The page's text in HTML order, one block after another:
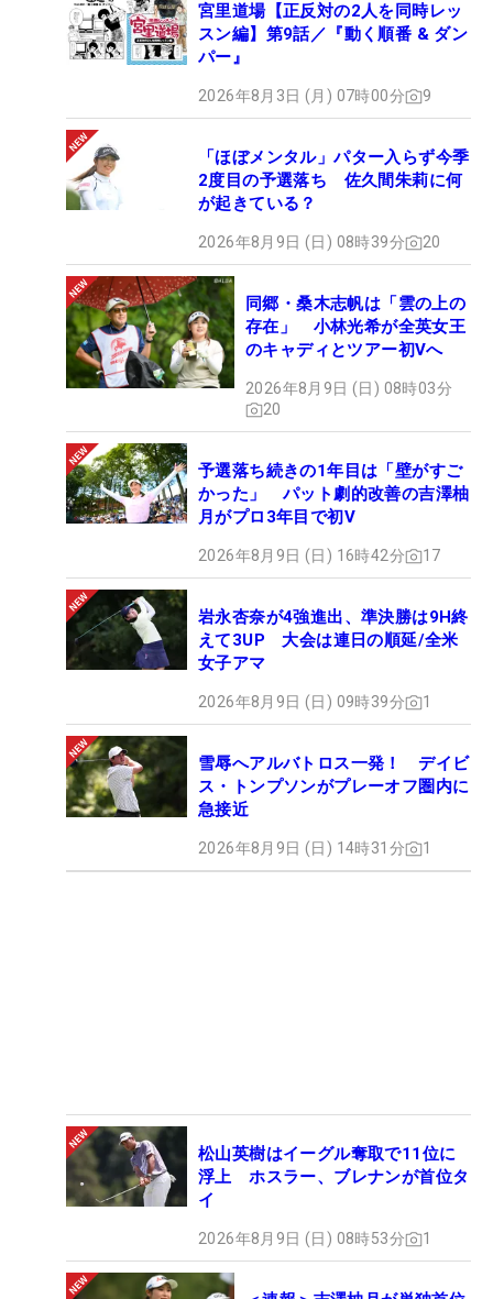
宮里道場【正反対の2人を同時レッ
スン編】第9話／『動く順番 & ダン
パー』
2026年8月3日 (月) 07時00分 9
「ほぼメンタル」パター入らず今季
2度目の予選落ち 佐久間朱莉に何
が起きている？
2026年8月9日 (日) 08時39分 20
同郷・桑木志帆は「雲の上の
存在」 小林光希が全英女王
のキャディとツアー初Vへ
2026年8月9日 (日) 08時03分
20
予選落ち続きの1年目は「壁がすご
かった」 パット劇的改善の吉澤柚
月がプロ3年目で初V
2026年8月9日 (日) 16時42分 17
岩永杏奈が4強進出、準決勝は9H終
えて3UP 大会は連日の順延/全米
女子アマ
2026年8月9日 (日) 09時39分 1
雪辱へアルバトロス一発！ デイビ
ス・トンプソンがプレーオフ圏内に
急接近
2026年8月9日 (日) 14時31分 1
松山英樹はイーグル奪取で11位に
浮上 ホスラー、ブレナンが首位タ
イ
2026年8月9日 (日) 08時53分 1